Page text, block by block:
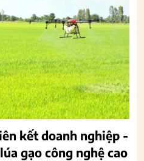
kết doanh nghiệp -
gạo công nghệ cao